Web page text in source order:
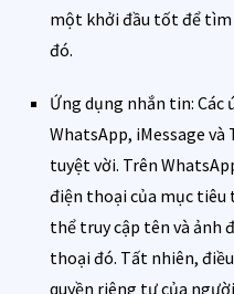
một khởi đầu tốt để tìm
đó.
Ứng dụng nhắn tin:
WhatsApp, iMessage
tuyệt vời. Trên
điện thoại của mục tiêu
thể truy cập tên và ảnh
thoại đó. Tất nhiên,
quyền riêng tư của